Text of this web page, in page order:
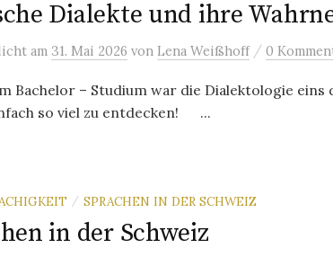
Dialekte und ihre
am 31. Mai 2026 von Lena Weißhoff / 0
Bachelor – Studium war die Dialektologie
so viel zu entdecken! ...
/ SPRACHEN IN DER SCHWEIZ
in der Schweiz